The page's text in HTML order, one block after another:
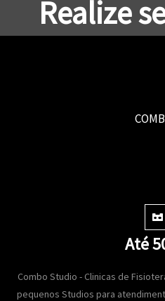
Realize
Até
Combo Studio - Clinicas de
pequenos Studios para